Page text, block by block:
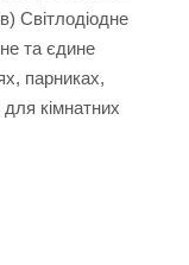
Світлодіодне
та єдине
парниках,
кімнатних